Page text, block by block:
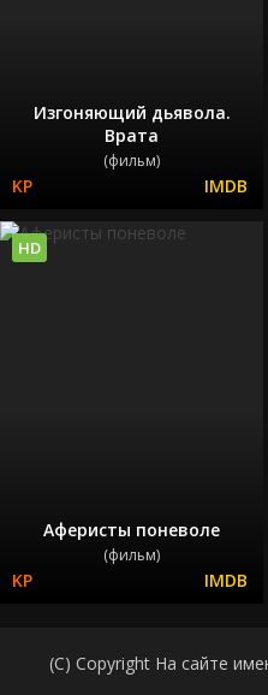
Изгоняющий дьявола.
Врата
(фильм)
Аферисты поневоле
(фильм)
HD
(C) Copyright На сайте